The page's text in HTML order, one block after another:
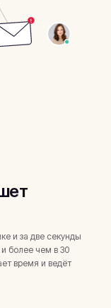
!
и за две секунды
более чем в 30
время и ведёт